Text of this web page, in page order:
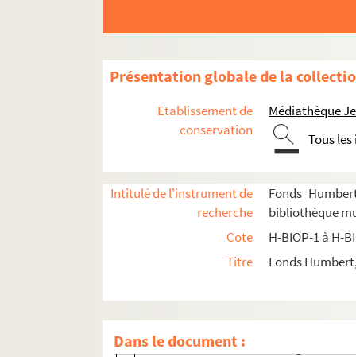
Présentation globale de la
Etablissement de
conservation
Médiathèque
Tous
Intitulé de l'instrument de
recherche
Fonds
bibliothèque
Cote
H-BIOP-1 à H-
Titre
Fonds
Dans le document :
H-BIOP-2-32-8. Tamerlan
H-BIOP-2-32-10. Tamerlan
H-BIOP-2-32-11. Amar de Scinde
H-BIOP-2-32-12. ?
H-BIOP-2-32-13. Dhuleep Singh
H-BIOP-2-32-17. Soondur Singh
H-BIOP-2-32-18. Ram Singh
H-BIOP-2-32-19. Gholab Singh